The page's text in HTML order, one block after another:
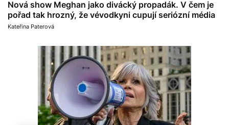
Nová show Meghan jako divácký propadák. V čem je
pořad tak hrozný, že vévodkyni cupují seriózní média
Kateřina Paterová